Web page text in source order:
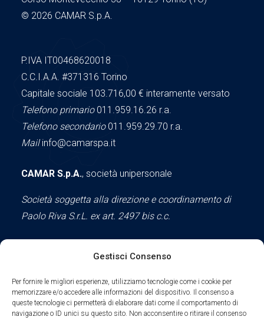
Gestisci Consenso
Per fornire le migliori esperienze, utilizziamo tecnologie come i cookie per
memorizzare e/o accedere alle informazioni del dispositivo. Il consenso a
queste tecnologie ci permetterà di elaborare dati come il comportamento di
navigazione o ID unici su questo sito. Non acconsentire o ritirare il consenso
© 2026 CAMAR S.p.A.
P.IVA IT00468620018
C.C.I.A.A. #371316 Torino
Capitale sociale 103.716,00 € interamente versato
Telefono primario011.959.16.26 r.a.
Telefono secondario011.959.29.70 r.a.
Mailinfo@camarspa.it
CAMAR S.p.A., società unipersonale
Società soggetta alla direzione e coordinamento di
Paolo Riva S.r.L. ex art. 2497 bis c.c.